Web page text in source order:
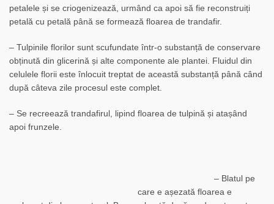
petalele și se criogenizează, urmând ca apoi să fie reconstruiți
petală cu petală până se formează floarea de trandafir.
– Tulpinile florilor sunt scufundate într-o substanță de conservare
obținută din glicerină și alte componente ale plantei. Fluidul din
celulele florii este înlocuit treptat de această substanță până când
după câteva zile procesul este complet.
– Se recreează trandafirul, lipind floarea de tulpină și atașând
apoi frunzele.
– Blatul pe
care e așezată floarea e